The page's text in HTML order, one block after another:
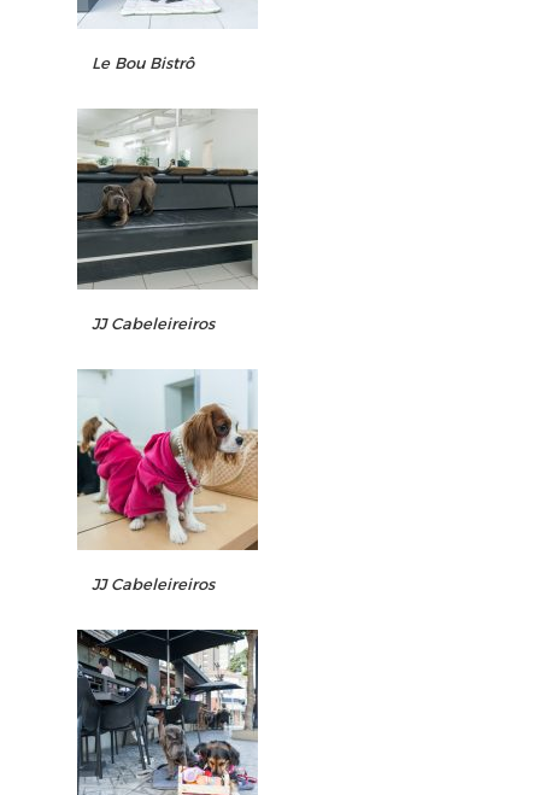
Le Bou Bistrô
JJ Cabeleireiros
JJ Cabeleireiros